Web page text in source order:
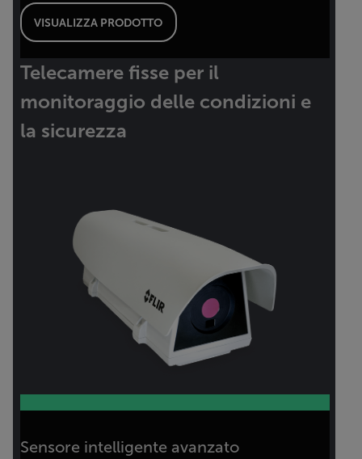
VISUALIZZA PRODOTTO
Telecamere fisse per il
monitoraggio delle condizioni e
la sicurezza
Sensore intelligente avanzato